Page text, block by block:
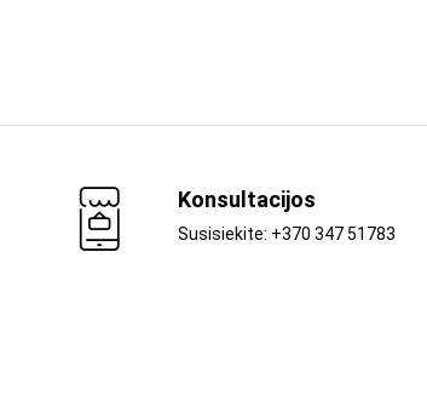
Konsultacijos
Susisiekite: +370 347 51783